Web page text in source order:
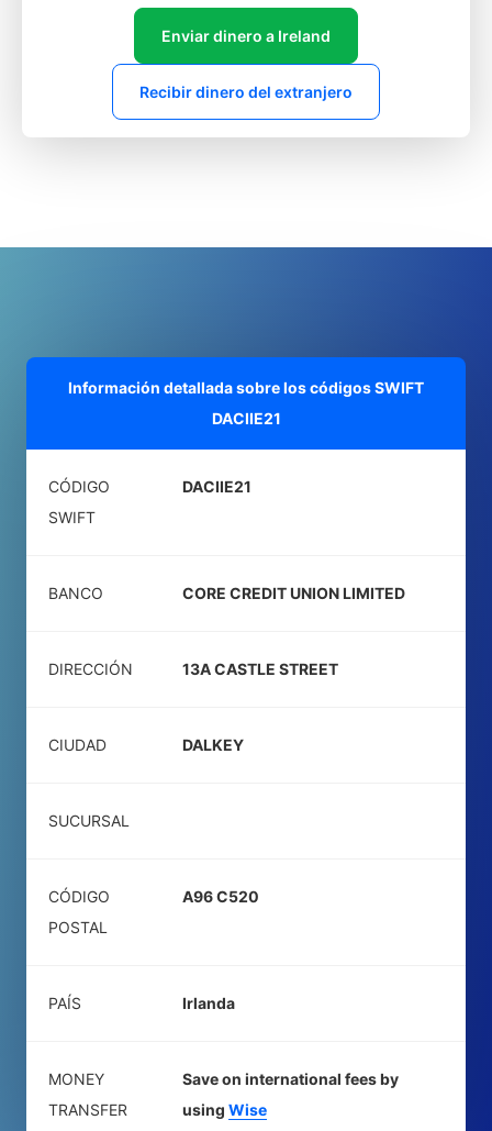
Enviar dinero a Ireland
Recibir dinero del extranjero
Información detallada sobre los códigos SWIFT
DACIIE21
CÓDIGO
SWIFT
DACIIE21
BANCO CORE CREDIT UNION LIMITED
DIRECCIÓN 13A CASTLE STREET
CIUDAD DALKEY
SUCURSAL
CÓDIGO
POSTAL
A96 C520
PAÍS Irlanda
MONEY
TRANSFER
Save on international fees by
using Wise